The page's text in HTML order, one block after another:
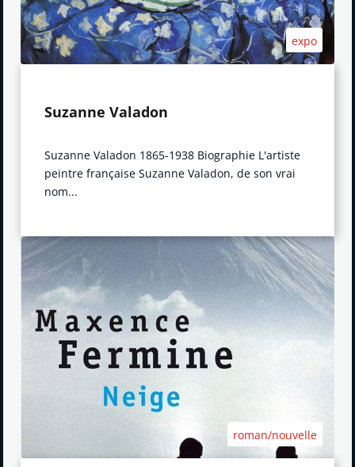
expo
Suzanne Valadon
Suzanne Valadon 1865-1938 Biographie L'artiste
peintre française Suzanne Valadon, de son vrai
nom...
roman/nouvelle